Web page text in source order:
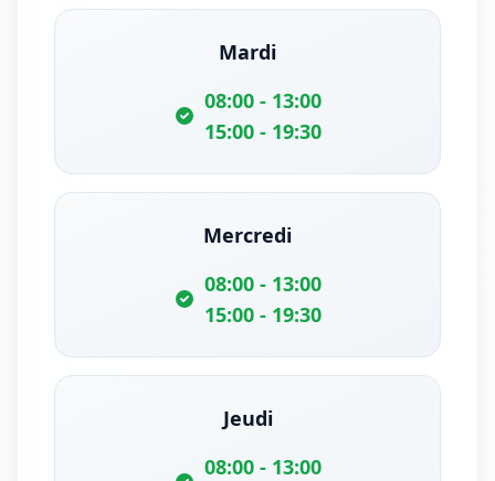
Mardi
08:00 - 13:00
15:00 - 19:30
Mercredi
08:00 - 13:00
15:00 - 19:30
Jeudi
08:00 - 13:00